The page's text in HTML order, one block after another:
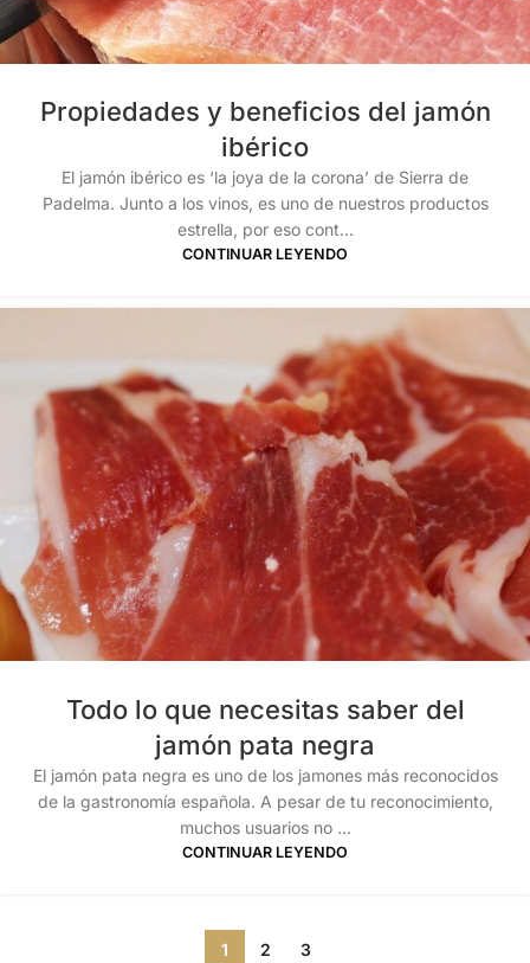
Propiedades y beneficios del jamón
ibérico
El jamón ibérico es ‘la joya de la corona’ de Sierra de
Padelma. Junto a los vinos, es uno de nuestros productos
estrella, por eso cont...
CONTINUAR LEYENDO
Todo lo que necesitas saber del
jamón pata negra
El jamón pata negra es uno de los jamones más reconocidos
de la gastronomía española. A pesar de tu reconocimiento,
muchos usuarios no ...
CONTINUAR LEYENDO
1 2 3